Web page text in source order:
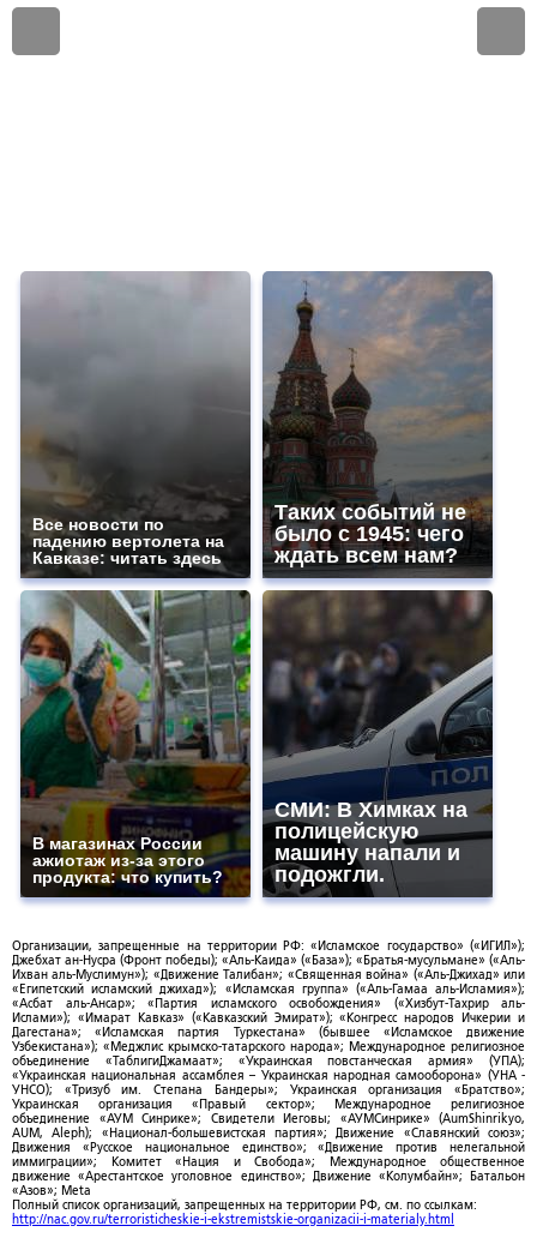
Все новости по
падению вертолета на
Кавказе: читать здесь
Таких событий не
было с 1945: чего
ждать всем нам?
В магазинах России
ажиотаж из-за этого
продукта: что купить?
СМИ: В Химках на
полицейскую
машину напали и
подожгли.
Организации, запрещенные на территории РФ: «Исламское государство» («ИГИЛ»);
Джебхат ан-Нусра (Фронт победы); «Аль-Каида» («База»); «Братья-мусульмане» («Аль-
Ихван аль-Муслимун»); «Движение Талибан»; «Священная война» («Аль-Джихад» или
«Египетский исламский джихад»); «Исламская группа» («Аль-Гамаа аль-Исламия»);
«Асбат аль-Ансар»; «Партия исламского освобождения» («Хизбут-Тахрир аль-
Ислами»); «Имарат Кавказ» («Кавказский Эмират»); «Конгресс народов Ичкерии и
Дагестана»; «Исламская партия Туркестана» (бывшее «Исламское движение
Узбекистана»); «Меджлис крымско-татарского народа»; Международное религиозное
объединение «ТаблигиДжамаат»; «Украинская повстанческая армия» (УПА);
«Украинская национальная ассамблея – Украинская народная самооборона» (УНА -
УНСО); «Тризуб им. Степана Бандеры»; Украинская организация «Братство»;
Украинская организация «Правый сектор»; Международное религиозное
объединение «АУМ Синрике»; Свидетели Иеговы; «АУМСинрике» (AumShinrikyo,
AUM, Aleph); «Национал-большевистская партия»; Движение «Славянский союз»;
Движения «Русское национальное единство»; «Движение против нелегальной
иммиграции»; Комитет «Нация и Свобода»; Международное общественное
движение «Арестантское уголовное единство»; Движение «Колумбайн»; Батальон
«Азов»; Meta
Полный список организаций, запрещенных на территории РФ, см. по ссылкам:
http://nac.gov.ru/terroristicheskie-i-ekstremistskie-organizacii-i-materialy.html